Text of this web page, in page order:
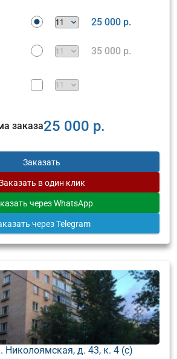
25 000 р.
35 000 р.
заказа25 000 р.
Заказать
в один клик
через WhatsApp
через Telegram
Николоямская, д. 43, к. 4 (с)